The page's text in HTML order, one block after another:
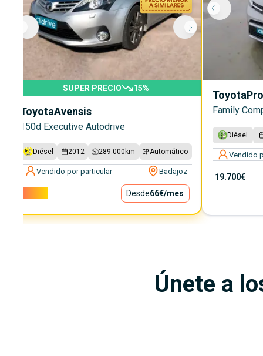
SUPER PRECIO 15%
ToyotaAvensis
150d Executive Autodrive
Diésel 2012 289.000 km Automático
Vendido por particular Badajoz
Desde66€/mes
Toyota
Family
Diésel
Vendido
19.700€
Únete a